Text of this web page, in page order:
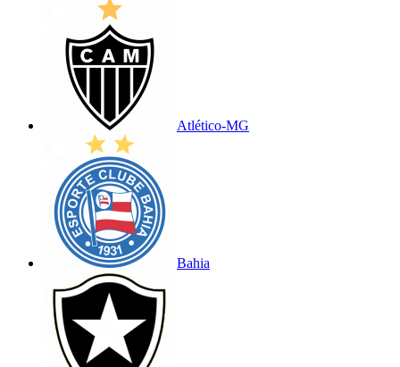
Atlético-MG
Bahia